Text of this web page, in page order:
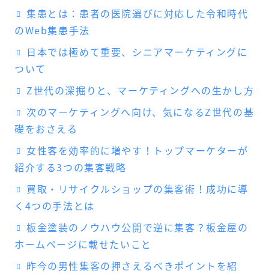
集患とは：患者の医院選びに対応した令和時代
のWeb集患手法
日本では極めて重要、シニアマーケティングに
ついて
Z世代の深掘りと、マーケティングへの生かし方
次のマーケティングへ向け、気になるZ世代の基
礎をおさえる
女性客を効率的に増やす！トップマーケターが
紹介する3つの集客戦略
買取・リサイクルショップの集客術！成功に導
く4つの手法とは
板金塗装のノウハウ公開で逆に集客？板金屋の
ホームページに載せたいこと
昨今の男性集客の押さえるべきポイントを紹